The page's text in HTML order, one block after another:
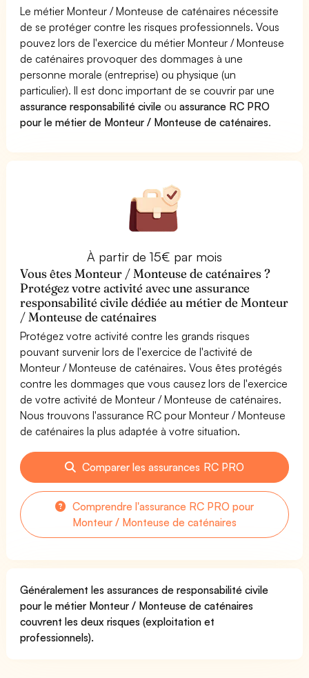
Le métier Monteur / Monteuse de caténaires nécessite
de se protéger contre les risques professionnels. Vous
pouvez lors de l'exercice du métier Monteur / Monteuse
de caténaires provoquer des dommages à une
personne morale (entreprise) ou physique (un
particulier). Il est donc important de se couvrir par une
assurance responsabilité civile ouassurance RC PRO
pour le métier de Monteur / Monteuse de caténaires.
À partir de 15€ par mois
Vous êtes Monteur / Monteuse de caténaires ?
Protégez votre activité avec une assurance
responsabilité civile dédiée au métier de Monteur
/ Monteuse de caténaires
Protégez votre activité contre les grands risques
pouvant survenir lors de l'exercice de l'activité de
Monteur / Monteuse de caténaires. Vous êtes protégés
contre les dommages que vous causez lors de l'exercice
de votre activité de Monteur / Monteuse de caténaires.
Nous trouvons l'assurance RC pour Monteur / Monteuse
de caténaires la plus adaptée à votre situation.
Comparer les assurances RC PRO
Comprendre l'assurance RC PRO pour
Monteur / Monteuse de caténaires
Généralement les assurances de responsabilité civile
pour le métier Monteur / Monteuse de caténaires
couvrent les deux risques (exploitation et
professionnels).